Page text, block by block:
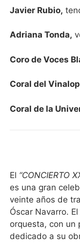
Javier Rubio,
Adriana Tonda,
Coro de Voces
Coral del
Coral de la
El “CONCIERTO
es una gran
veinte años de
Óscar Navarro.
orquesta, con un
dedicado a su